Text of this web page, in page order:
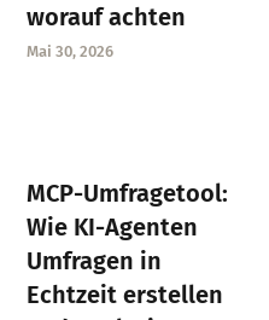
worauf achten
Mai 30, 2026
MCP-Umfragetool:
Wie KI-Agenten
Umfragen in
Echtzeit erstellen